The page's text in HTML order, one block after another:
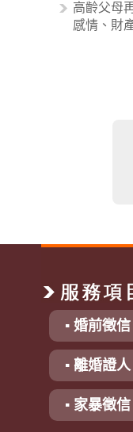
高齡父母
感情、財
▪ 婚前徵信
▪ 離婚證人
▪ 家暴徵信